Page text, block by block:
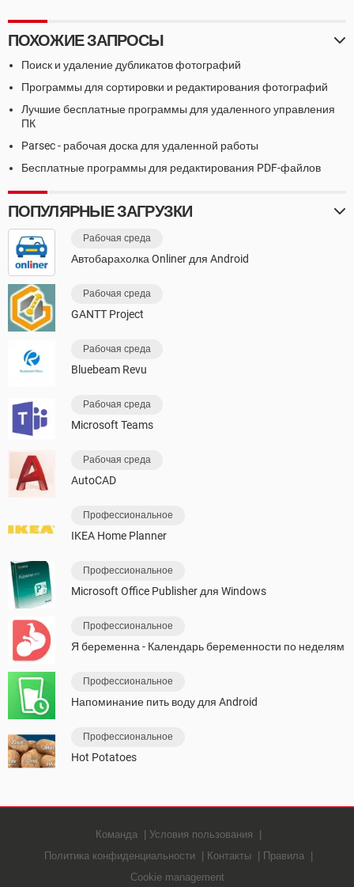
ПОХОЖИЕ ЗАПРОСЫ
Поиск и удаление дубликатов фотографий
Программы для сортировки и редактирования фотографий
Лучшие бесплатные программы для удаленного управления
ПК
Parsec - рабочая доска для удаленной работы
Бесплатные программы для редактирования PDF-файлов
ПОПУЛЯРНЫЕ ЗАГРУЗКИ
Рабочая среда
Автобарахолка Onliner для Android
Рабочая среда
GANTT Project
Рабочая среда
Bluebeam Revu
Рабочая среда
Microsoft Teams
Рабочая среда
AutoCAD
Профессиональное
IKEA Home Planner
Профессиональное
Microsoft Office Publisher для Windows
Профессиональное
Я беременна - Календарь беременности по неделям
Профессиональное
Напоминание пить воду для Android
Профессиональное
Hot Potatoes
Команда
Условия пользования
Политика конфиденциальности
Контакты
Правила
Cookie management